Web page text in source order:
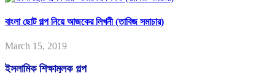
বাংলা ছোট গল্প নিয়ে আজকের লিখনী (তাবিজ সমাচার)
March 15, 2019
ইসলামিক শিক্ষামূলক গল্প